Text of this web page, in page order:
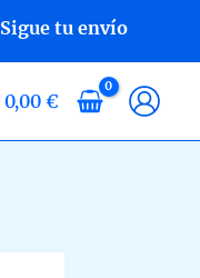
Sigue tu envío
0,00 €